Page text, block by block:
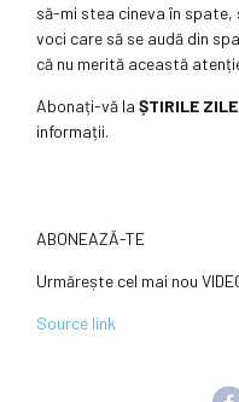
să-mi stea cineva în
voci care să se audă din
că nu merită această
Abonați-vă la ȘTIRILE
informații.
ABONEAZĂ-TE
Urmărește cel mai nou
Source link